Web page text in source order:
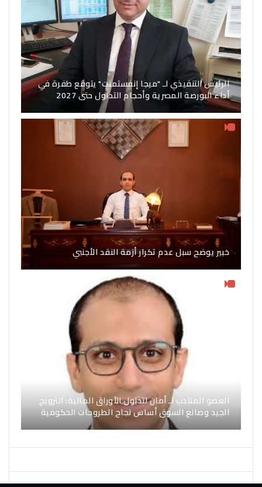
الرئيس التنفيذي لـ "ميجا إنفستمنت" يتوقع طفرة في
أداء البورصة المصرية وأحجام التداول حتى 2027
خبير يوضح سبل عدم تكرار أزمة النقد الأجنبي
العضو المنتدب لـ أمان لتداول الأوراق المالية: الترويج
الجيد وصانع السوق أساس نجاح الطروحات الحكومية